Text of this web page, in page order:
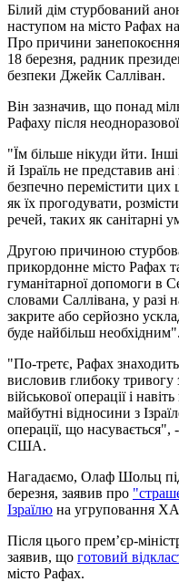
Білий дім стурбований
наступом на місто Рафах
Про причини занепокоєння
18 березня, радник
безпеки Джейк Салліван.
Він зазначив, що понад
Рафаху після
"Їм більше нікуди йти.
й Ізраїль не представив
безпечно перемістити
як їх прогодувати,
речей, таких як санітарні
Другою причиною
прикордонне місто Рафах
гуманітарної допомоги в
словами Саллівана, у
закрите або серйозно
буде найбільш необхідним".
"По-третє, Рафах
висловив глибоку тривогу
військової операції і
майбутні відносини з
операції, що насувається",
США.
Нагадаємо, Олаф Шольц
березня, заявив про
Ізраїлю на угруповання
Після цього прем’єр-
заявив, що готовий
місто Рафах.